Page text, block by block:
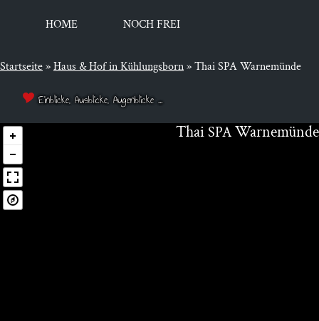
HOME NOCH FREI
Startseite»Haus & Hof in Kühlungsborn»Thai SPA Warnemünde
Einblicke, Ausblicke, Augenblicke ...
ThaiSPAWarnemünde